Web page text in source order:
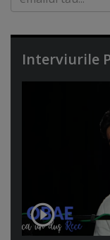
Interviurile